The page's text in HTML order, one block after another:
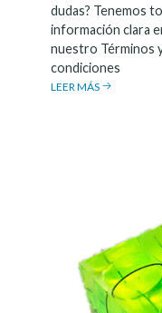
dudas? Tenemos
información clara
nuestro Términos
condiciones
LEER MÁS